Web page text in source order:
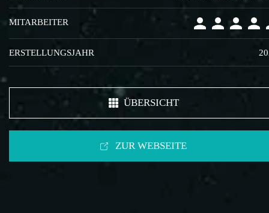
MITARBEITER
ERSTELLUNGSJAHR
ÜBERSICHT
ZUR WEBSEITE